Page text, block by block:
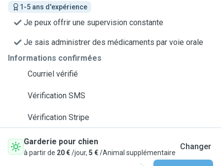
1-5 ans d'expérience
Je peux offrir une supervision constante
Je sais administrer des médicaments par voie orale
Informations confirmées
Courriel vérifié
Vérification SMS
Vérification Stripe
Garderie pour chien
à partir de 20 €/jour, 5 €/Animal supplémentaire
Changer